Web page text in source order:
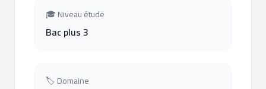
🎓 Niveau étude
Bac plus 3
🏷 Domaine